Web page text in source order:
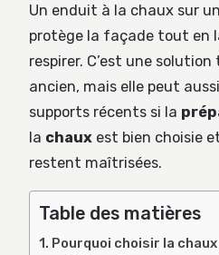
Un enduit à la chaux sur
protège la façade tout en
respirer. C’est une
ancien, mais elle peut
supports récents si la
la chaux est bien choisie
restent maîtrisées.
Table des matières
Pourquoi choisir la